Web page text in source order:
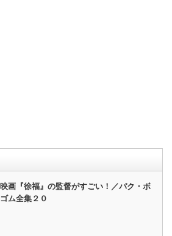
映画『徐福』の監督がすごい！／パク・ボ
ゴム全集２０